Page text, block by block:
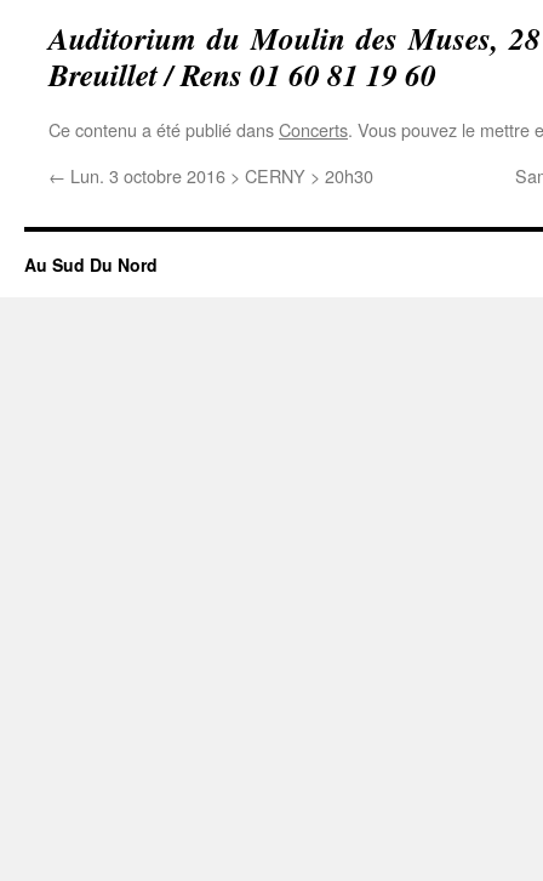
Auditorium du Moulin des Muses,
Breuillet / Rens 01 60 81 19 60
Ce contenu a été publié dansConcerts. Vous pouvez le mettre
← Lun. 3 octobre 2016 > CERNY > 20h30
Au Sud Du Nord